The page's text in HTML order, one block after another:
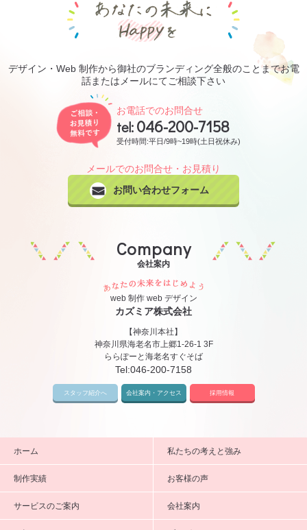
デザイン・Web 制作から御社のブランディング全般のことまでお電
話またはメールにてご相談下さい
お電話でのお問合せ
tel:046-200-7158
受付時間:平日/9時~19時(土日祝休み)
メールでのお問合せ・お見積り
お問い合わせフォーム
Company
会社案内
web 制作 web デザイン
カズミア株式会社
【神奈川本社】
神奈川県海老名市上郷1-26-1 3F
ららぽーと海老名すぐそば
Tel:046-200-7158
スタッフ紹介へ 会社案内・アクセス 採用情報
ホーム 私たちの考えと強み
制作実績 お客様の声
サービスのご案内 会社案内